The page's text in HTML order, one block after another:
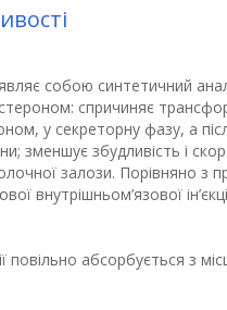
собою синтетичний
спричиняє
у секреторну фазу, а
зменшує збудливість і
залози. Порівняно з
внутрішньом’язової
повільно абсорбується з